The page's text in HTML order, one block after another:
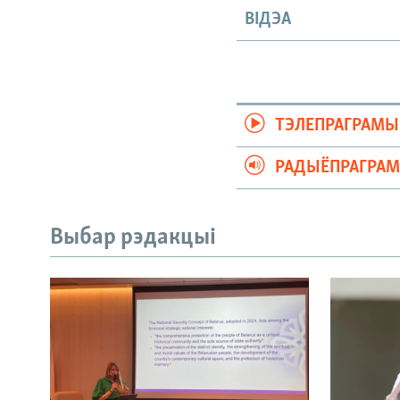
ВІДЭА
ТЭЛЕПРАГРАМЫ
Выбар рэдакцыі